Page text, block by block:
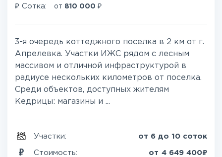
₽ Сотка: от 810 000 ₽
3-я очередь коттеджного поселка в 2 км от г.
Апрелевка. Участки ИЖС рядом с лесным
массивом и отличной инфраструктурой в
радиусе нескольких километров от поселка.
Среди объектов, доступных жителям
Кедрицы: магазины и ...
Участки: от 6 до 10 соток
Стоимость: от 4 649 400₽